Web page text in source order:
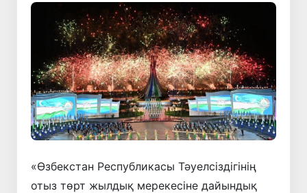
«Өзбекстан Республикасы Тәуелсіздігінің
отыз төрт жылдық мерекесіне дайындық